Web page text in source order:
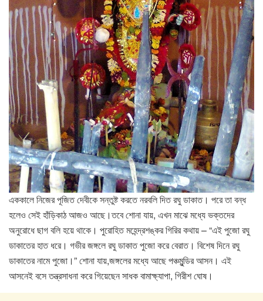
এককালে নিজের পূজিত দেবীকে সন্তুষ্ট করতে নরবলি দিত রঘু ডাকাত। পরে তা বন্ধ
হলেও সেই হাঁড়িকাঠ আজও আছে।তবে শোনা যায়, এখন মাঝে মধ্যে ভক্তদের
অনুরোধে ছাগ বলি হয়ে থাকে। পুরোহিত মহেন্দ্রশঙ্কর গিরির কথায় – “এই পুজো রঘু
ডাকাতের হাত ধরে। গভীর জঙ্গলে রঘু ডাকাত পুজো করে বেরাত। বিশেষ দিনে রঘু
ডাকাতের নামে পুজো।” শোনা যায়,জঙ্গলের মধ্যে আছে পঞ্চমুন্ডির আসন। এই
আসনেই বসে তন্ত্রসাধনা করে গিয়েছেন সাধক বামাক্ষ্যাপা, গিরীশ ঘোষ।